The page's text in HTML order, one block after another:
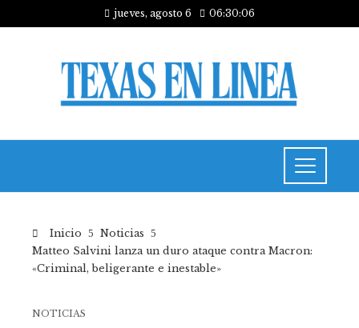
jueves, agosto 6 06:30:06
Inicio
Noticias
Matteo Salvini lanza un duro ataque contra Macron:
«Criminal, beligerante e inestable»
NOTICIAS